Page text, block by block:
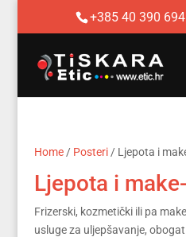
+385 40 390 694
Home/ Posteri/ Ljepota i
Ljepota i
Frizerski, kozmetički ili pa
usluge za uljepšavanje,